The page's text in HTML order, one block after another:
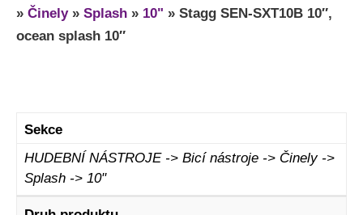
» Činely» Splash » 10" » Stagg SEN-SXT10B 10″,
ocean splash 10″
Sekce
HUDEBNÍ NÁSTROJE -> Bicí nástroje -> Činely ->
Splash -> 10"